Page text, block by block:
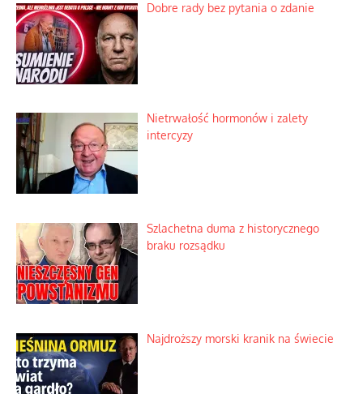
Dobre rady bez pytania o zdanie
Nietrwałość hormonów i zalety
intercyzy
Szlachetna duma z historycznego
braku rozsądku
Najdroższy morski kranik na świecie